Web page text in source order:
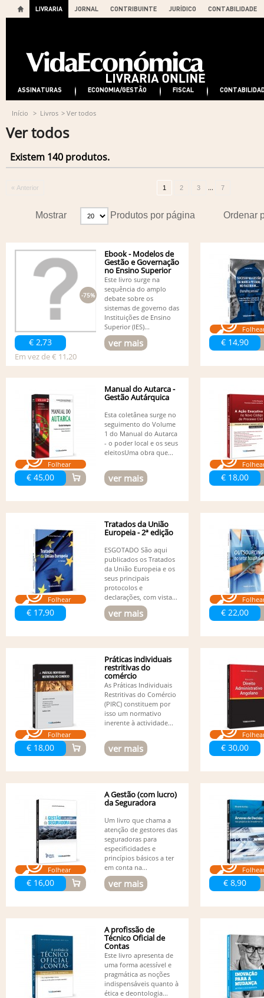
LIVRARIA JORNAL CONTRIBUINTE JURÍDICO CONTABILIDADE
ASSINATURAS ECONOMIA/GESTÃO FISCAL
Início > Livros > Ver todos
Ver todos
Existem 140 produtos.
« Anterior 1 2 3 ... 7
Ordenar
Mostrar Produtos por página
€ 2,73
Em vez de € 11,20
-75%
Ebook - Modelos de
Gestão e Governação
no Ensino Superior
Este livro surge na
sequência do amplo
debate sobre os
sistemas de governo das
Instituições de Ensino
Superior (IES)...
ver mais € 14,90
Folhear
€ 45,00
Manual do Autarca -
Gestão Autárquica
Esta coletânea surge no
seguimento do Volume
1 do Manual do Autarca
- o poder local e os seus
eleitosUma obra que...
ver mais € 18,00
Folhear
€ 17,90
Tratados da União
Europeia - 2ª edição
ESGOTADO São aqui
publicados os Tratados
da União Europeia e os
seus principais
protocolos e
declarações, com vista...
ver mais € 22,00
Folhear
€ 18,00
Práticas individuais
restritivas do
comércio
As Práticas Individuais
Restritivas do Comércio
(PIRC) constituem por
isso um normativo
inerente à actividade...
ver mais € 30,00
Folhear
€ 16,00
A Gestão (com lucro)
da Seguradora
Um livro que chama a
atenção de gestores das
seguradoras para
especificidades e
princípios básicos a ter
em conta na...
ver mais € 8,90
A profissão de
Técnico Oficial de
Contas
Este livro apresenta de
uma forma acessível e
pragmática as noções
indispensáveis quanto à
ética e deontologia...